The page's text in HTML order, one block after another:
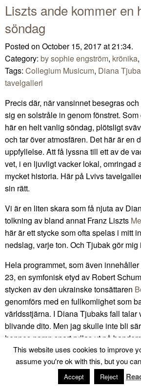
Liszts ande kommer en
söndag
Posted on October 15, 2017 at 21:34.
Category: by sophie engström, krönika,
Tags: Collegium Musicum, Diana
tavelgalleri
Precis där, när vansinnet besegras
sig en solstråle in genom fönstret.
här en helt vanlig söndag, plötsligt
och tar över atmosfären. Det här är en
uppfyllelse. Att få lyssna till ett av de
vet, i en ljuvligt vacker lokal, omringad
mycket historia. Här på Lvivs
sin rätt.
Vi är en liten skara som få njuta av
tolkning av bland annat Franz Liszts
här är ett stycke som ofta spelas i mitt
nedslag, varje ton. Och Tjubak gör mig
Hela programmet, som även
23, en symfonisk etyd av Robert
stycken av den ukrainske tonsättaren
genomförs med en fullkomlighet som
världsstjärna. I Diana Tjubaks fall talar
blivande dito. Men jag skulle inte bli
hennes namn snart rullas ut på
konserthusen runt om i världen.
Collegium Musicumsnya hemvist är
dessutom förlägga konserten under
This website uses cookies to improve
assume you're ok with this, but you
Accept Reject